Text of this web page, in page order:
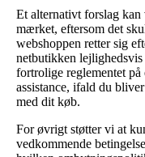
Et alternativt forslag
mærket, eftersom det
webshoppen retter sig
netbutikken lejlighedsvis
fortrolige reglementet
assistance, ifald du
med dit køb.
For øvrigt støtter vi at
vedkommende